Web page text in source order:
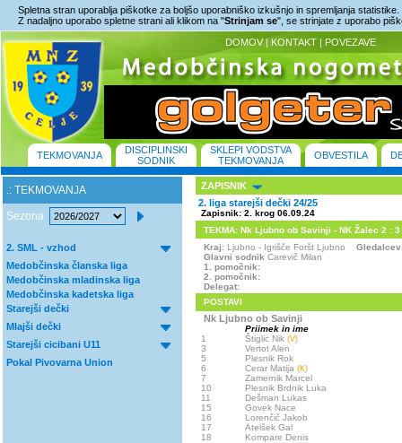
Spletna stran uporablja piškotke za boljšo uporabniško izkušnjo in spremljanja statistike.
Z nadaljno uporabo spletne strani ali klikom na "Strinjam se", se strinjate z uporabo
DOMOV | KONTAKT | POVEZAVE
TEKMOVANJA
DISCIPLINSKI
SODNIK
SKLEPI VODSTVA
TEKMOVANJA
OBVESTILA
.: TEKMOVANJA
Sezona
2. SML - vzhod
Medobčinska članska liga
Medobčinska mladinska liga
Medobčinska kadetska liga
Starejši dečki
Mlajši dečki
Starejši cicibani U11
Pokal Pivovarna Union
ZAPISNIK
2. liga starejši dečki 24/25
Zapisnik: 2. krog 06.09.24
TEKMA: Nk Ljubno ob Savinji - NK Žalec 2 : 3
Kraj: Ljubno - Igrišče Foršt Ljubno Gledalcev
Glavni sodnik Carevič Milan
1. pomočnik:
2. pomočnik:
Delegat:
POSTAVI
Nk Ljubno ob Savinji
Priimek in ime
1
Štiglic Nik (V)
3
Vertot Alen
5
Plesnik Rok
6
Cerar Matija (K)
7
Zamernik Marcel
10
Plesnik Brdnik Luka
11
Dešman Lukas
15
Govek Nace
16
Lorenčič Jakob
17
Atelšek Gal
18
Kompare Denis